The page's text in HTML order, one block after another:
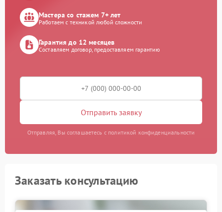
Мастера со стажем 7+ лет
Работаем с техникой любой сложности
Гарантия до 12 месяцев
Составляем договор, предоставляем гарантию
Отправить заявку
Отправляя, Вы соглашаетесь с политикой конфиденциальности
Заказать консультацию